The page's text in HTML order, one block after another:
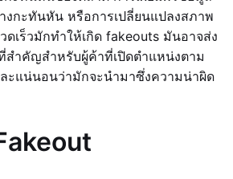
งกะทันหัน หรือการเปลี่ยนแปลงสภาพ
ดเร็วมักทำให้เกิด fakeouts มันอาจส่ง
สำคัญสำหรับผู้ค้าที่เปิดตำแหน่งตาม
แน่นอนว่ามักจะนำมาซึ่งความน่าผิด